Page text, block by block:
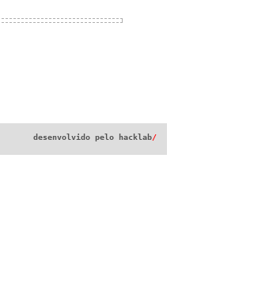
desenvolvido pelo hacklab/